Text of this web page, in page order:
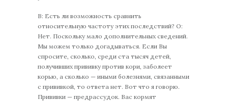
В: Есть ли возможность сравнить
относительную частоту этих последствий? О:
Нет. Поскольку мало дополнительных сведений.
Мы можем только догадываться. Если Вы
спросите, сколько, среди ста тысяч детей,
получивших прививку против кори, заболеет
корью, а сколько — иными болезнями, связанными
с прививкой, то ответа нет. Вот что я говорю.
Прививки — предрассудок. Вас кормят